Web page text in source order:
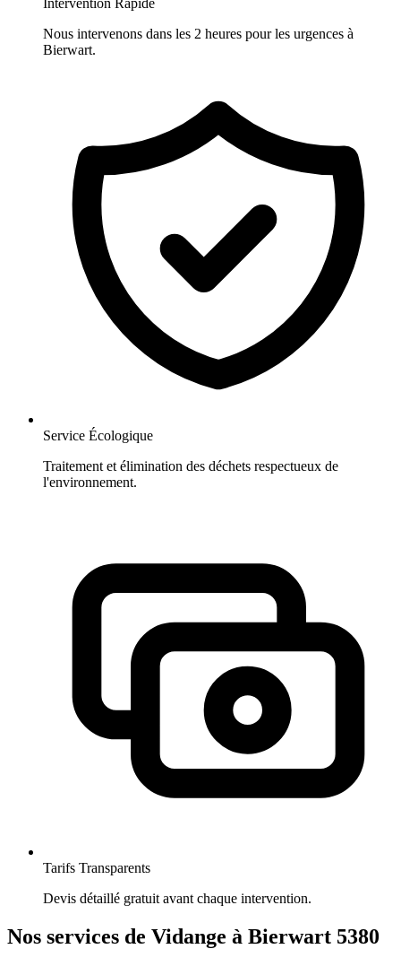
Intervention Rapide
Nous intervenons dans les 2 heures pour les urgences à
Bierwart.
Service Écologique
Traitement et élimination des déchets respectueux de
l'environnement.
Tarifs Transparents
Devis détaillé gratuit avant chaque intervention.
Nos services de Vidange à Bierwart 5380